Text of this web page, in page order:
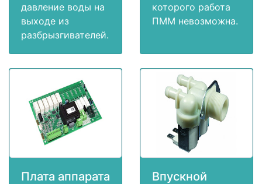
давление воды на
выходе из
разбрызгивателей.
которого работа
ПММ невозможна.
Плата аппарата
Впускной